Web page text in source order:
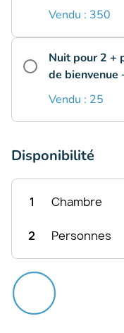
Vendu : 350
Nuit pour 2 +
de bienvenue
Vendu : 25
Disponibilité
1 Chambre
2 Personnes